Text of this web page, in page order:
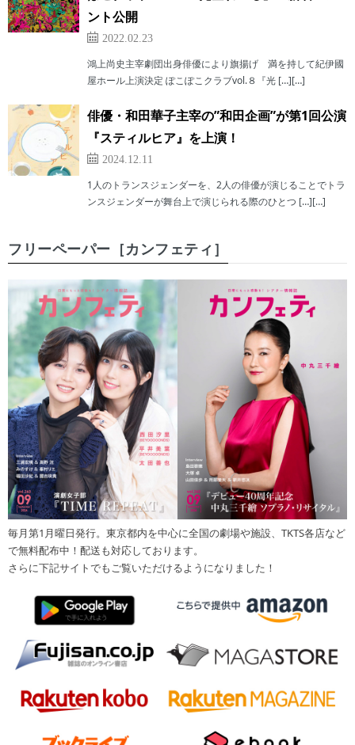
ント公開
2022.02.23
鴻上尚史主宰劇団出身俳優により旗揚げ 満を持して紀伊國
屋ホール上演決定 ぽこぽこクラブvol.８『光 […][…]
俳優・和田華子主宰の”和田企画”が第1回公演
『スティルヒア』を上演！
2024.12.11
1人のトランスジェンダーを、2人の俳優が演じることでトラ
ンスジェンダーが舞台上で演じられる際のひとつ […][…]
フリーペーパー［カンフェティ］
毎月第1月曜日発行。東京都内を中心に全国の劇場や施設、TKTS各店など
で無料配布中！配送も対応しております。
さらに下記サイトでもご覧いただけるようになりました！